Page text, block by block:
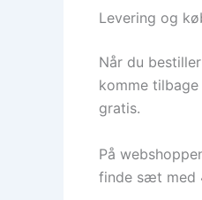
Levering og
Når du
komme
gratis.
På
finde sæt med